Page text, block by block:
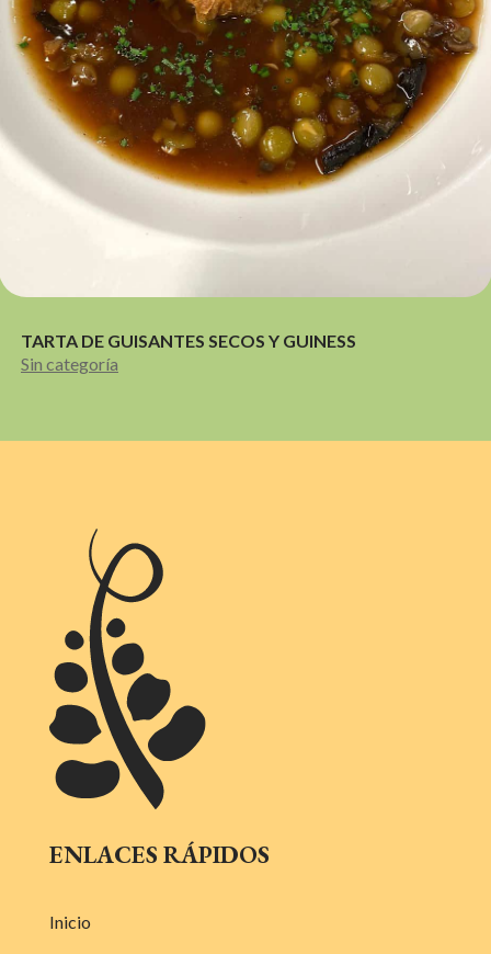
TARTA DE GUISANTES SECOS Y GUINESS
Sin categoría
ENLACES RÁPIDOS
Inicio